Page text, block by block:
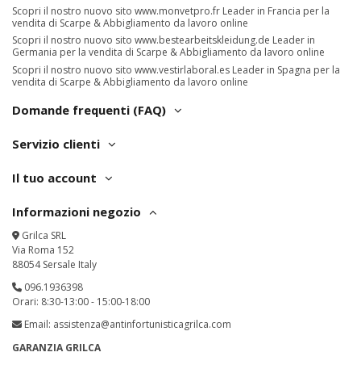
Scopri il nostro nuovo sito www.monvetpro.fr Leader in Francia per la
vendita di Scarpe & Abbigliamento da lavoro online
Scopri il nostro nuovo sito www.bestearbeitskleidung.de Leader in
Germania per la vendita di Scarpe & Abbigliamento da lavoro online
Scopri il nostro nuovo sito www.vestirlaboral.es Leader in Spagna per la
vendita di Scarpe & Abbigliamento da lavoro online
Domande frequenti (FAQ)
Servizio clienti
Il tuo account
Informazioni negozio
Grilca SRL
Via Roma 152
88054 Sersale Italy
096.1936398
Orari: 8:30-13:00 - 15:00-18:00
Email: assistenza@antinfortunisticagrilca.com
GARANZIA GRILCA